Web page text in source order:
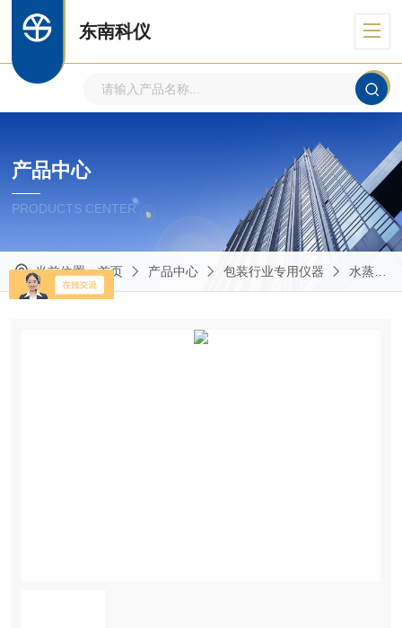
东南科仪
产品中心
PRODUCTS CENTER
当前位置：首页 产品中心 包装行业专用仪器 水蒸气透过率仪